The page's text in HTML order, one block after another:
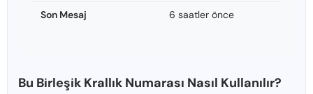
Son Mesaj 6 saatler önce
Bu Birleşik Krallık Numarası Nasıl Kullanılır?